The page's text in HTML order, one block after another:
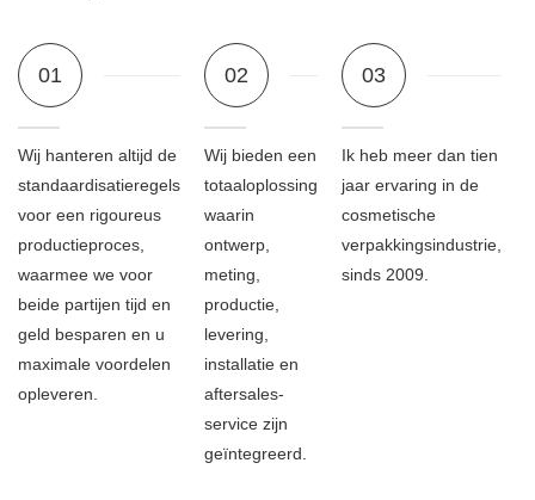
01
Wij hanteren altijd de
standaardisatieregels
voor een rigoureus
productieproces,
waarmee we voor
beide partijen tijd en
geld besparen en u
maximale voordelen
opleveren.
02
Wij bieden een
totaaloplossing
waarin
ontwerp,
meting,
productie,
levering,
installatie en
aftersales-
service zijn
geïntegreerd.
03
Ik heb meer dan tien
jaar ervaring in de
cosmetische
verpakkingsindustrie,
sinds 2009.